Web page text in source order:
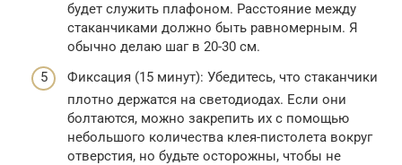
будет служить плафоном. Расстояние между
стаканчиками должно быть равномерным. Я
обычно делаю шаг в 20-30 см.
Фиксация (15 минут): Убедитесь, что стаканчики
плотно держатся на светодиодах. Если они
болтаются, можно закрепить их с помощью
небольшого количества клея-пистолета вокруг
отверстия, но будьте осторожны, чтобы не